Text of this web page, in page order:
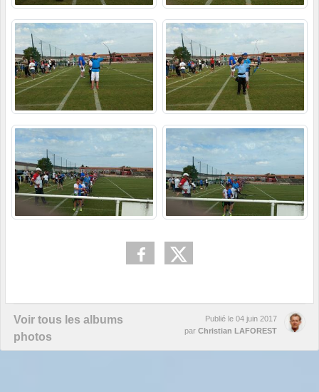
Voir tous les albums
photos
Publié le 04 juin 2017
par Christian LAFOREST